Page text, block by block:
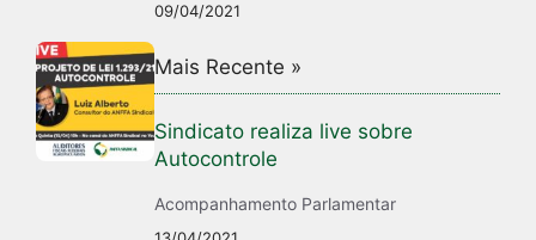
09/04/2021
Mais Recente »
Sindicato realiza live sobre
Autocontrole
Acompanhamento Parlamentar